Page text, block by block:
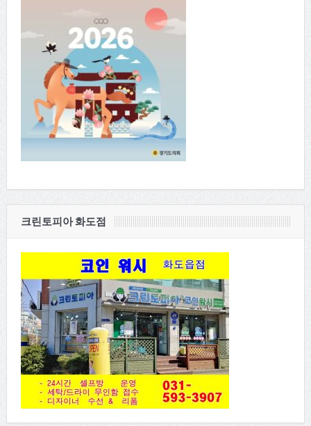
크린토피아 화도점